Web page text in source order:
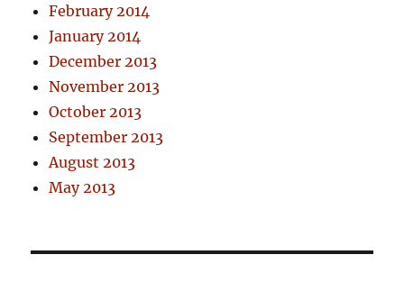
February 2014
January 2014
December 2013
November 2013
October 2013
September 2013
August 2013
May 2013